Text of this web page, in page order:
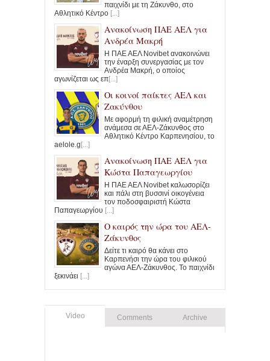
παιχνίδι με τη Ζάκυνθο, στο
Αθλητικό Κέντρο [...]
Ανακοίνωση ΠΑΕ ΑΕΛ για
Ανδρέα Μακρή
Η ΠΑΕ ΑΕΛ Novibet ανακοινώνει
την έναρξη συνεργασίας με τον
Ανδρέα Μακρή, ο οποίος
αγωνίζεται ως επ[...]
Οι κοινοί παίκτες ΑΕΛ και
Ζακύνθου
Με αφορμή τη φιλική αναμέτρηση
ανάμεσα σε ΑΕΛ-Ζάκυνθος στο
Αθλητικό Κέντρο Καρπενησίου, το
aelole.g [...]
Ανακοίνωση ΠΑΕ ΑΕΛ για
Κώστα Παπαγεωργίου
Η ΠΑΕ ΑΕΛ Novibet καλωσορίζει
και πάλι στη βυσσινί οικογένεια
τον ποδοσφαιριστή Κώστα
Παπαγεωργίου [...]
Ο καιρός την ώρα του ΑΕΛ-
Ζάκυνθος
Δείτε τι καιρό θα κάνει στο
Καρπενήσι την ώρα του φιλικού
αγώνα ΑΕΛ-Ζάκυνθος. To παιχνίδι
ξεκινάει [...]
Video Comments Archive